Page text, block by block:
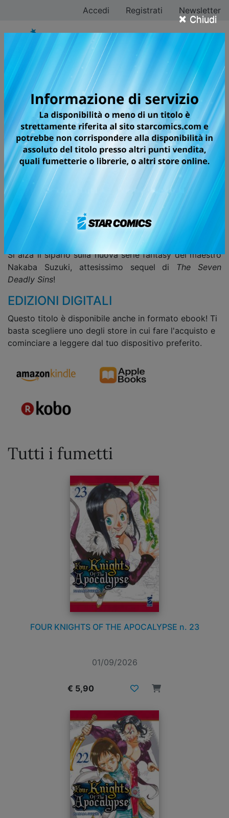
× Chiudi
Accedi Registrati Newsletter
FOUR KNIGHTS OF
THE APOCALYPSE
Secondo la profezia, in un futuro non lontano i Quattro
Cavalieri dell’Apocalisse distruggeranno il mondo. Gli
invincibili Cavalieri Sacri che hanno giurato fedeltà a
Re Arthur sono in fermento per scongiurare il disastro.
Le conseguenze raggiungono i confini più remoti del
paese... e sconvolgono il destino di un ragazzo, che
compirà il suo primo passo seguendo il proprio cuore.
Ad aspettarlo ci saranno sogni, speranze, onori... o
castighi?
Si alza il sipario sulla nuova serie fantasy del maestro
Nakaba Suzuki, attesissimo sequel di The Seven
Deadly Sins!
EDIZIONI DIGITALI
Questo titolo è disponibile anche in formato ebook! Ti
basta scegliere uno degli store in cui fare l'acquisto e
cominciare a leggere dal tuo dispositivo preferito.
Tutti i fumetti
FOUR KNIGHTS OF THE APOCALYPSE n. 23
01/09/2026
€ 5,90